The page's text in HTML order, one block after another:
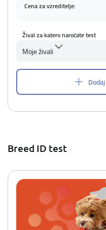
Cena za vzreditelje:
Žival za katero naročate test
Moje živali
Breed ID test